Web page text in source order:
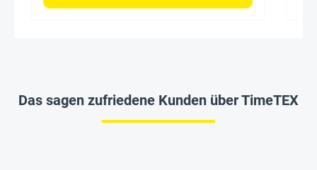
Das sagen zufriedene Kunden über TimeTEX